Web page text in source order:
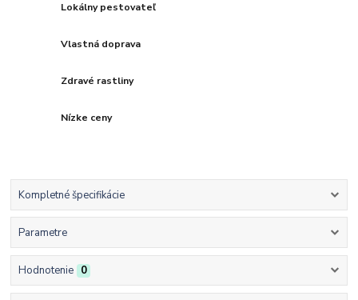
Lokálny pestovateľ
Vlastná doprava
Zdravé rastliny
Nízke ceny
Kompletné špecifikácie
Parametre
Hodnotenie 0